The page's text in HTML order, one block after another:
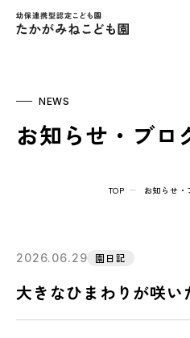
幼保連携
NEWS
お知らせ・ブロ
TOP お知らせ・
2026.06.29 園日記
大きなひまわりが咲